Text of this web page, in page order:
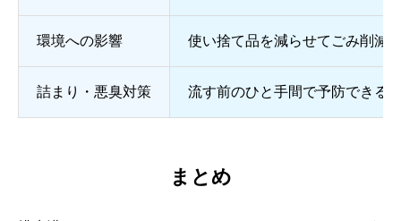
環境への影響 使い捨て品を減らせてごみ削減
詰まり・悪臭対策 流す前のひと手間で予防できる
まとめ